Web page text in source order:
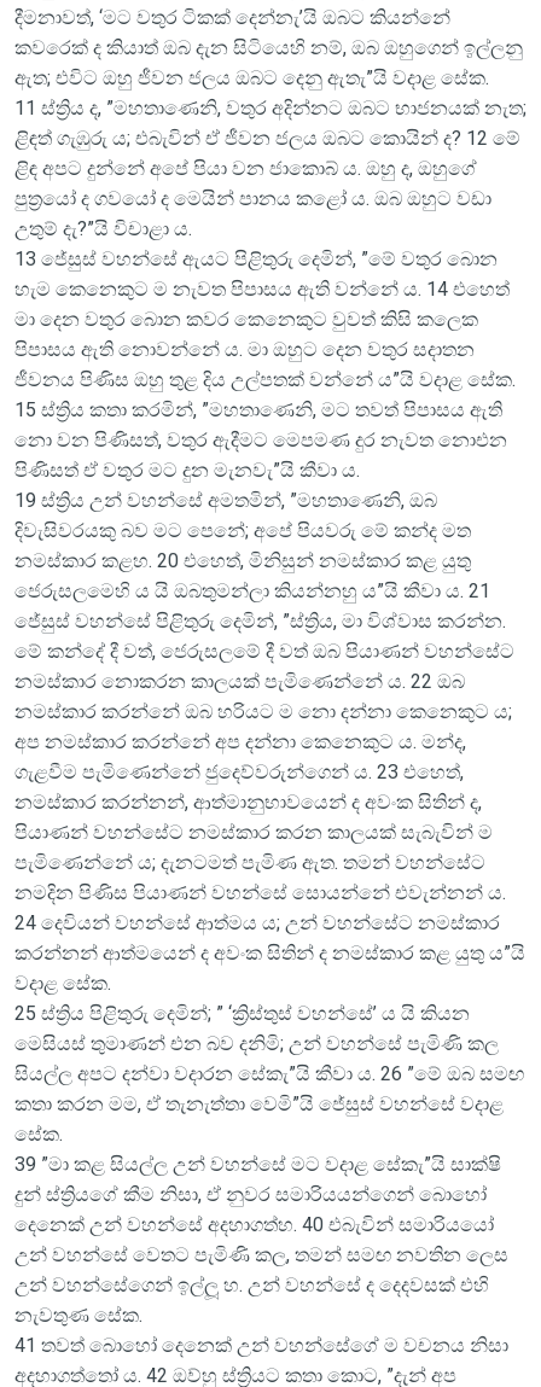
දීමනාවත්, ‘මට වතුර ටිකක් දෙන්නැ’යි ඔබට කියන්නේ
කවරෙක් ද කියාත් ඔබ දැන සිටියෙහි නම්, ඔබ ඔහුගෙන් ඉල්ලනු
ඇත; එවිට ඔහු ජීවන ජලය ඔබට දෙනු ඇතැ”යි වදාළ සේක.
11 ස්ත්‍රිය ද, ”මහතාණෙනි, වතුර අදින්නට ඔබට භාජනයක් නැත;
ළිඳත් ගැඹුරු ය; එබැවින් ඒ ජීවන ජලය ඔබට කොයින් ද? 12 මේ
ළිඳ අපට දුන්නේ අපේ පියා වන ජාකොබ් ය. ඔහු ද, ඔහුගේ
පුත්‍රයෝ ද ගවයෝ ද මෙයින් පානය කළෝ ය. ඔබ ඔහුට වඩා
උතුම් දැ?”යි විචාළා ය.
13 ජේසුස් වහන්සේ ඇයට පිළිතුරු දෙමින්, ”මේ වතුර බොන
හැම කෙනෙකුට ම නැවත පිපාසය ඇති වන්නේ ය. 14 එහෙත්
මා දෙන වතුර බොන කවර කෙනෙකුට වුවත් කිසි කලෙක
පිපාසය ඇති නොවන්නේ ය. මා ඔහුට දෙන වතුර සදාතන
ජීවනය පිණිස ඔහු තුළ දිය උල්පතක් වන්නේ ය”යි වදාළ සේක.
15 ස්ත්‍රිය කතා කරමින්, ”මහතාණෙනි, මට තවත් පිපාසය ඇති
නො වන පිණිසත්, වතුර ඇදීමට මෙපමණ දුර නැවත නොඑන
පිණිසත් ඒ වතුර මට දුන මැනවැ”යි කීවා ය.
19 ස්ත්‍රිය උන් වහන්සේ අමතමින්, ”මහතාණෙනි, ඔබ
දිවැසිවරයකු බව මට පෙනේ; අපේ පියවරු මේ කන්ද මත
නමස්කාර කළහ. 20 එහෙත්, මිනිසුන් නමස්කාර කළ යුතු
ජෙරුසලමෙහි ය යි ඔබතුමන්ලා කියන්නහු ය”යි කීවා ය. 21
ජේසුස් වහන්සේ පිළිතුරු දෙමින්, ”ස්ත්‍රිය, මා විශ්වාස කරන්න.
මේ කන්දේ දී වත්, ජෙරුසලමේ දී වත් ඔබ පියාණන් වහන්සේට
නමස්කාර නොකරන කාලයක් පැමිණෙන්නේ ය. 22 ඔබ
නමස්කාර කරන්නේ ඔබ හරියට ම නො දන්නා කෙනෙකුට ය;
අප නමස්කාර කරන්නේ අප දන්නා කෙනෙකුට ය. මන්ද,
ගැළවීම පැමිණෙන්නේ ජුදෙව්වරුන්ගෙන් ය. 23 එහෙත්,
නමස්කාර කරන්නන්, ආත්මානුභාවයෙන් ද අවංක සිතින් ද,
පියාණන් වහන්සේට නමස්කාර කරන කාලයක් සැබැවින් ම
පැමිණෙන්නේ ය; දැනටමත් පැමිණ ඇත. තමන් වහන්සේට
නමදින පිණිස පියාණන් වහන්සේ සොයන්නේ එවැන්නන් ය.
24 දෙවියන් වහන්සේ ආත්මය ය; උන් වහන්සේට නමස්කාර
කරන්නන් ආත්මයෙන් ද අවංක සිතින් ද නමස්කාර කළ යුතු ය”යි
වදාළ සේක.
25 ස්ත්‍රිය පිළිතුරු දෙමින්; ” ‘ක්‍රිස්තුස් වහන්සේ’ ය යි කියන
මෙසියස් තුමාණන් එන බව දනිමි; උන් වහන්සේ පැමිණි කල
සියල්ල අපට දන්වා වදාරන සේකැ”යි කීවා ය. 26 ”මේ ඔබ සමඟ
කතා කරන මම, ඒ තැනැත්තා වෙමි”යි ජේසුස් වහන්සේ වදාළ
සේක.
39 ”මා කළ සියල්ල උන් වහන්සේ මට වදාළ සේකැ”යි සාක්ෂි
දුන් ස්ත්‍රියගේ කීම නිසා, ඒ නුවර සමාරියයන්ගෙන් බොහෝ
දෙනෙක් උන් වහන්සේ අදහාගත්හ. 40 එබැවින් සමාරියයෝ
උන් වහන්සේ වෙතට පැමිණි කල, තමන් සමඟ නවතින ලෙස
උන් වහන්සේගෙන් ඉල්ලූ හ. උන් වහන්සේ ද දෙදවසක් එහි
නැවතුණ සේක.
41 තවත් බොහෝ දෙනෙක් උන් වහන්සේගේ ම වචනය නිසා
අදහාගත්තෝ ය. 42 ඔව්හු ස්ත්‍රියට කතා කොට, ”දැන් අප